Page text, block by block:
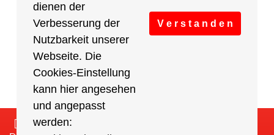
dienen der
Verbesserung der
Nutzbarkeit unserer
Webseite. Die
Cookies-Einstellung
kann hier angesehen
und angepasst
werden:
V e r s t a n d e n
Impressum